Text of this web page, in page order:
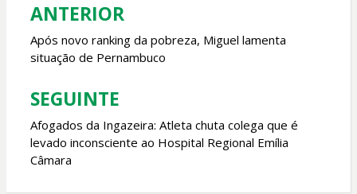
Navegação
de
Post
ANTERIOR
Após novo ranking da pobreza, Miguel lamenta
situação de Pernambuco
SEGUINTE
Afogados da Ingazeira: Atleta chuta colega que é
levado inconsciente ao Hospital Regional Emília
Câmara